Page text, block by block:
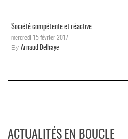
Société compétente et réactive
mercredi 15 février 2017
By Arnaud Delhaye
ACTUALITÉS EN BOUCLE